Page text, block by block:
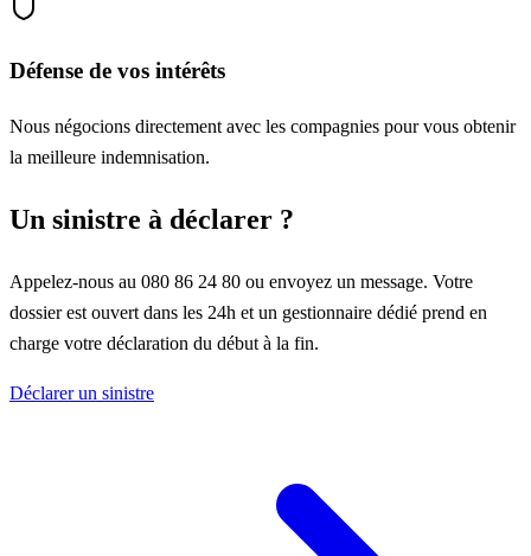
Défense de vos intérêts
Nous négocions directement avec les compagnies pour vous obtenir
la meilleure indemnisation.
Un sinistre à déclarer ?
Appelez-nous au 080 86 24 80 ou envoyez un message. Votre
dossier est ouvert dans les 24h et un gestionnaire dédié prend en
charge votre déclaration du début à la fin.
Déclarer un sinistre